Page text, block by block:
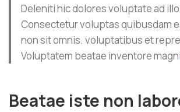
Deleniti hic dolores voluptate ad
Consectetur voluptas quibusdam
non sit omnis. voluptatibus et
Voluptatem beatae inventore
Beatae iste non